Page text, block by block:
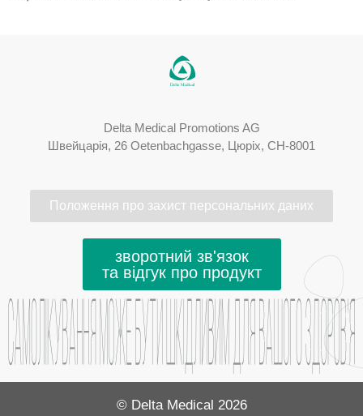
Delta Medical Promotions AG
Швейцарія, 26 Oetenbachgasse, Цюріх, CH-8001
Положення про захист персональних даних
зворотний зв'язок
та відгук про продукт
© Delta Medical 2026